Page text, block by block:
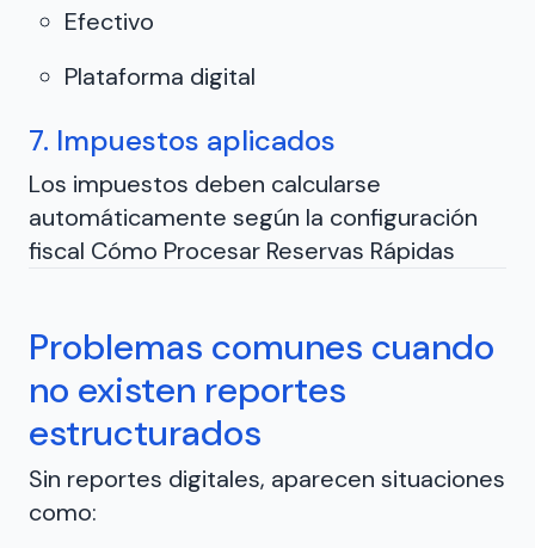
Efectivo
Plataforma digital
7. Impuestos aplicados
Los impuestos deben calcularse
automáticamente según la configuración
fiscal Cómo Procesar Reservas Rápidas
Problemas comunes cuando
no existen reportes
estructurados
Sin reportes digitales, aparecen situaciones
como: